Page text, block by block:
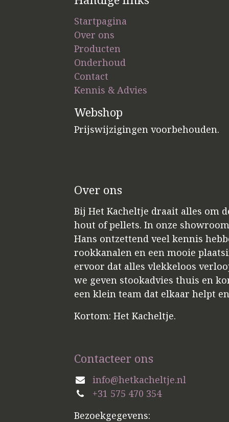
Startpagina
Over ons
Producten
Onderhoud
Contact
Kennis & Advies
Webshop
Prijswijzigingen voorbehouden.
Over ons
Bij Het Kacheltje draait alles om
hout of pellets. In onze
Hans ontzettend veel kennis
rookkanalen en een mooie
ervoor dat alles vlekkeloos
we geven stookadvies thuis en
een klein team dat elkaar helpt
Kortom: Het Kacheltje.
Contacteer ons
info@hetkacheltje.nl
+31 575 470 354
Bezoekgegevens: